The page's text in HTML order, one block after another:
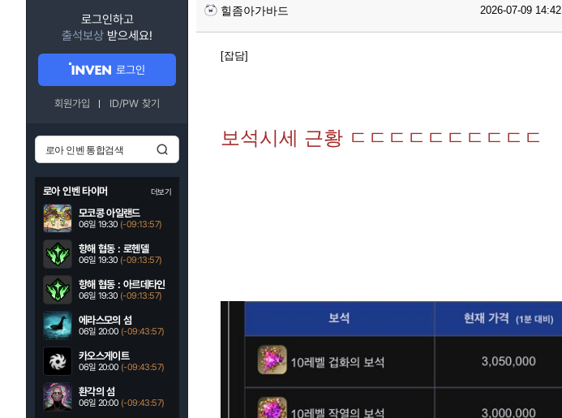
로그인하고
출석보상 받으세요!
로그인
회원가입 ID/PW 찾기
로아 인벤 타이머 더보기
모코콩 아일랜드
06일 19:30 (-09:13:55)
항해 협동 : 로헨델
06일 19:30 (-09:13:55)
항해 협동 : 아르데타인
06일 19:30 (-09:13:55)
에라스모의 섬
06일 20:00 (-09:43:55)
카오스게이트
06일 20:00 (-09:43:55)
환각의 섬
06일 20:00 (-09:43:55)
힐좀아가바드 2026-07-09 14:42
[잡담]
보석시세 근황 ㄷㄷㄷㄷㄷㄷㄷㄷㄷㄷ